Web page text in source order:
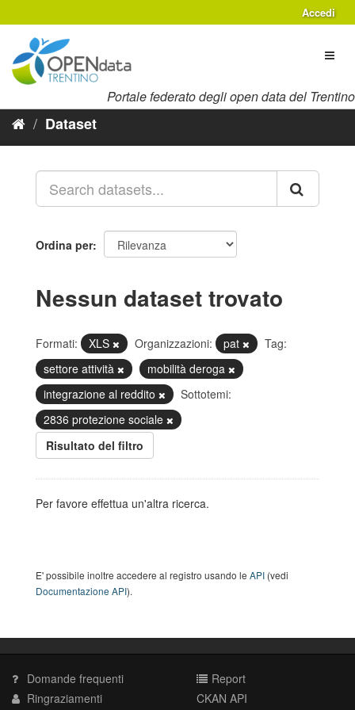
al
contenuto
Accedi
Portale federato degli open data del Trentino
Dataset
Ordina per
Nessun dataset trovato
Formati: XLS Organizzazioni: pat
Tag:
settore attività
mobilità deroga
integrazione al reddito
Sottotemi:
2836 protezione sociale
Risultato del filtro
Per favore effettua un'altra ricerca.
E' possibile inoltre accedere al registro usando le API (vedi
Documentazione API).
Domande frequenti
Ringraziamenti
Report
CKAN API